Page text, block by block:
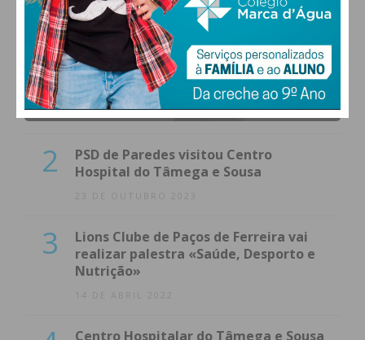
1
(VÍDEO) Carlos Alberto Silva vê
Unidade Local de Saúde como uma
oportunidade
23 DE NOVEMBRO 2023
2
PSD de Paredes visitou Centro
Hospital do Tâmega e Sousa
23 DE OUTUBRO 2023
3
Lions Clube de Paços de Ferreira vai
realizar palestra «Saúde, Desporto e
Nutrição»
14 DE ABRIL 2022
Centro Hospitalar do Tâmega e Sousa